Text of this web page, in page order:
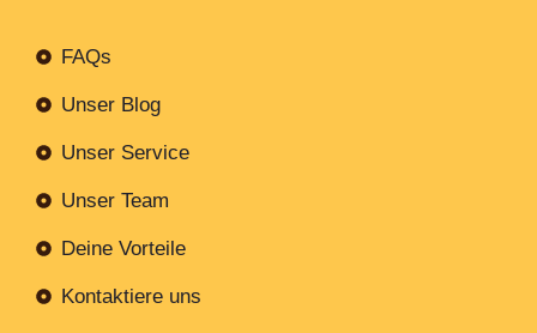
FAQs
Unser Blog
Unser Service
Unser Team
Deine Vorteile
Kontaktiere uns